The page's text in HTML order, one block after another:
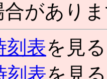
があり
刻表を見る
刻表を見る